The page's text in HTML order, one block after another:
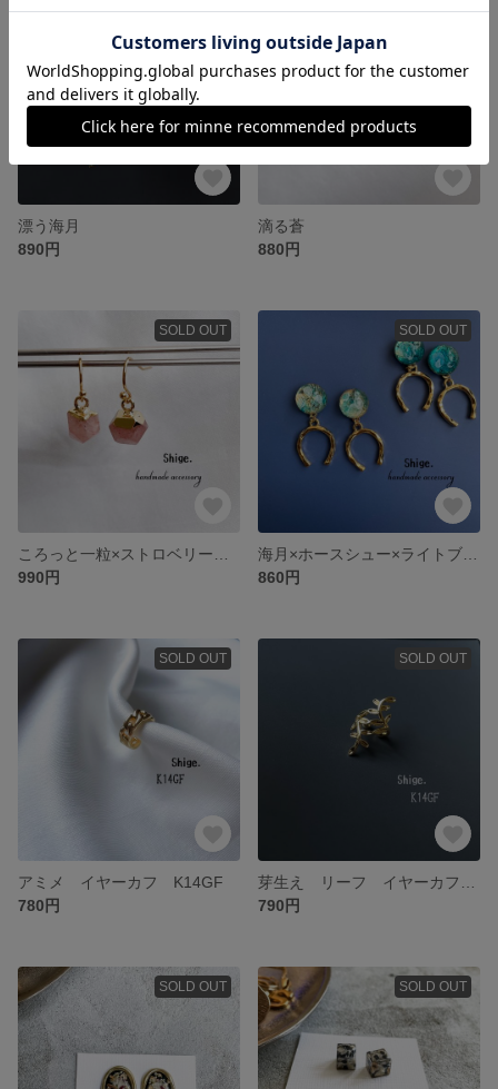
漂う海月
890円
滴る蒼
880円
SOLD OUT
990円
SOLD OUT
860円
SOLD OUT
アミメ イヤーカフ K14GF
780円
SOLD OUT
790円
SOLD OUT SOLD OUT